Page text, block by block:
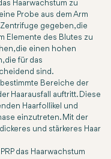
Haarwachstum zu
Probe aus dem Arm
gegeben, die
Elemente des Blutes zu
die einen hohen
die für das
sind.
Bereiche der
Haarausfall auftritt. Diese
Haarfollikel und
einzutreten. Mit der
und stärkeres Haar
das Haarwachstum